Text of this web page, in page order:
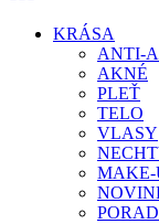
KRÁSA
ANTI-
AKNÉ
PLEŤ
TELO
VLASY
MAKE-